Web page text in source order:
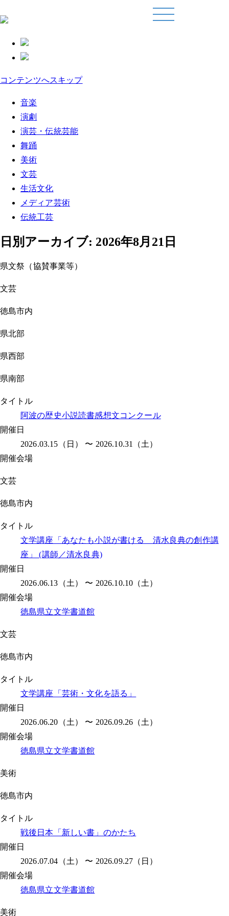
コンテンツへスキップ
音楽
演劇
演芸・伝統芸能
舞踊
美術
文芸
生活文化
メディア芸術
伝統工芸
日別アーカイブ: 2026年8月21日
県文祭（協賛事業等）
文芸
徳島市内
県北部
県西部
県南部
タイトル
阿波の歴史小説読書感想文コンクール
開催日
2026.03.15（日） 〜 2026.10.31（土）
開催会場
文芸
徳島市内
タイトル
文学講座「あなたも小説が書ける 清水良典の創作講
座」 (講師／清水良典)
開催日
2026.06.13（土） 〜 2026.10.10（土）
開催会場
徳島県立文学書道館
文芸
徳島市内
タイトル
文学講座「芸術・文化を語る」
開催日
2026.06.20（土） 〜 2026.09.26（土）
開催会場
徳島県立文学書道館
美術
徳島市内
タイトル
戦後日本「新しい書」のかたち
開催日
2026.07.04（土） 〜 2026.09.27（日）
開催会場
徳島県立文学書道館
美術